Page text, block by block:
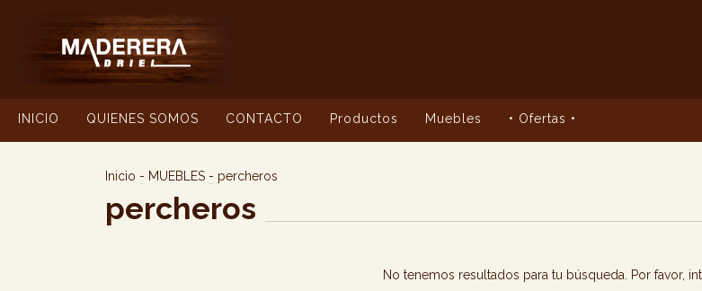
INICIO QUIENES SOMOS CONTACTO Productos Muebles • Ofertas •
Inicio - MUEBLES - percheros
percheros
No tenemos resultados para tu búsqueda. Por favor,